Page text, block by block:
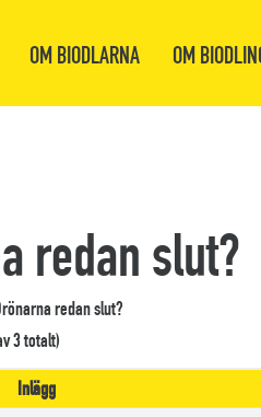
OM BIODLARNA OM
redan slut?
redan slut?
3 totalt)
Inlägg